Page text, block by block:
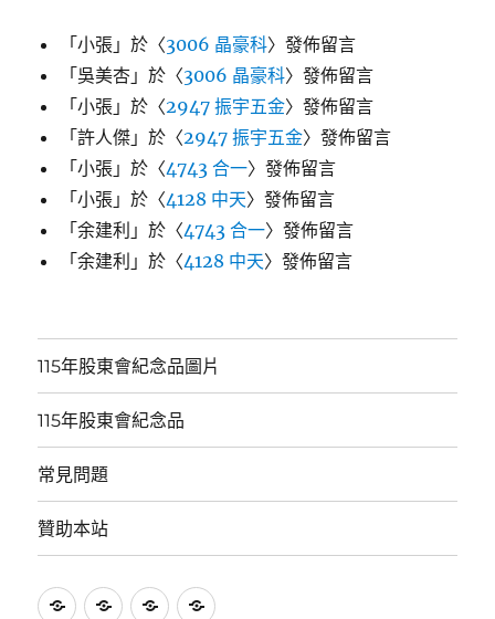
「小張 」於〈3006 晶豪科〉發佈留言
「吳美杏 」於〈3006 晶豪科〉發佈留言
「小張 」於〈2947 振宇五金〉發佈留言
「許人傑 」於〈2947 振宇五金〉發佈留言
「小張 」於〈4743 合一〉發佈留言
「小張 」於〈4128 中天〉發佈留言
「余建利 」於〈4743 合一〉發佈留言
「余建利 」於〈4128 中天〉發佈留言
115年股東會紀念品圖片
115年股東會紀念品
常見問題
贊助本站
115 115 常 贊